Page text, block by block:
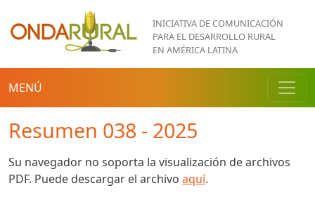
Pasar al contenido principal
INICIATIVA DE COMUNICACIÓN
PARA EL DESARROLLO RURAL
EN AMÉRICA LATINA
MENÚ
Resumen 038 - 2025
Su navegador no soporta la visualización de archivos
PDF. Puede descargar el archivo aquí.